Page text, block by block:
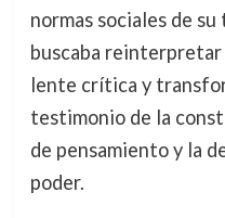
normas sociales de
buscaba reinterpretar
lente crítica y
testimonio de la
de pensamiento y la
poder.